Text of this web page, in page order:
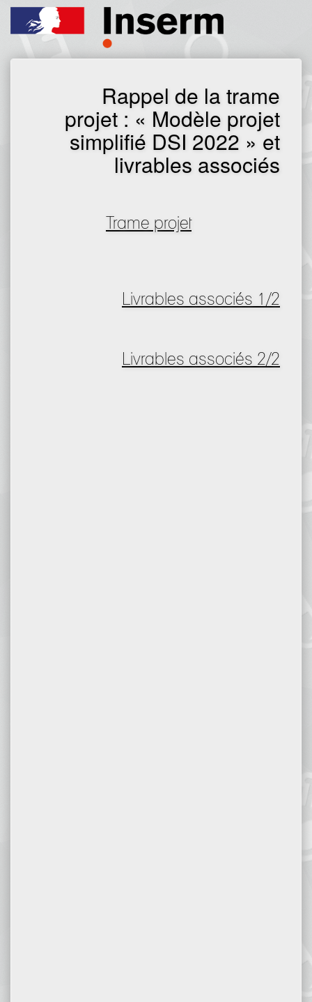
Rappel de la trame
projet : « Modèle projet
simplifié DSI 2022 » et
livrables associés
Trame projet
Livrables associés 1/2
Livrables associés 2/2